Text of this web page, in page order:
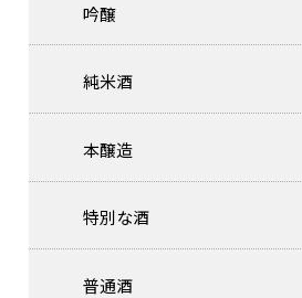
吟醸
純米酒
本醸造
特別な酒
普通酒